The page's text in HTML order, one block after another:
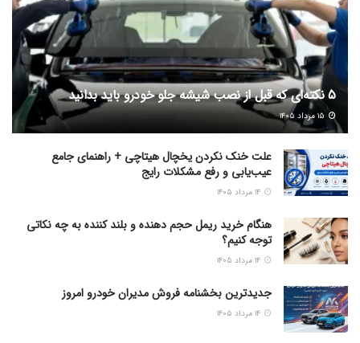
5 نکته‌ای که قبل از نصب شیشه جلو خودرو باید بدانید
علت خنک نکردن یخچال هیتاچی + راهنمای جامع
عیب‌یابی و رفع مشکلات رایج
هنگام خرید ریمل حجم دهنده و بلند کننده به چه نکاتی
توجه کنیم؟
جدیدترین بخشنامه فروش مدیران خودرو امروز